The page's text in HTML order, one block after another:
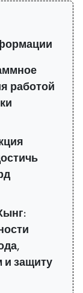
работой
и защиту